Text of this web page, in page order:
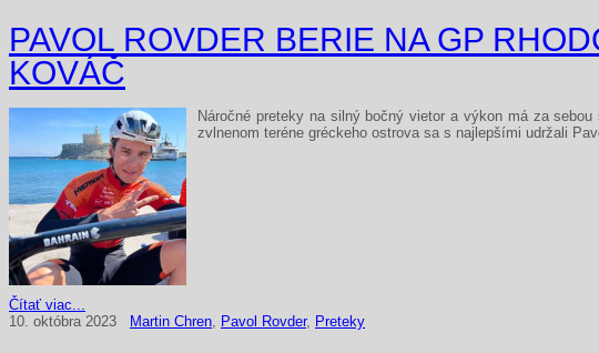
PAVOL ROVDER BERIE NA GP
KOVÁČ
Náročné preteky na silný bočný vietor a výkon má za
zvlnenom teréne gréckeho ostrova sa s najlepšími udržali
Čítať viac...
10. októbra 2023
Martin Chren Pavol Rovder, Preteky